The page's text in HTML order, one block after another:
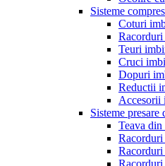
Sisteme
Coturi
Teuri
Cruci
Dopuri
Reductii
Accesorii
Sisteme
Teava